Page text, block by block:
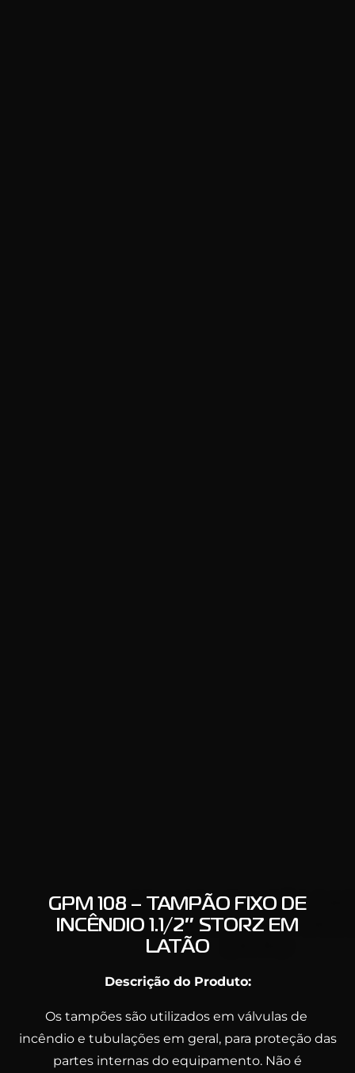
GPM 108 – TAMPÃO FIXO DE
INCÊNDIO 1.1/2″ STORZ EM
LATÃO
Descrição do Produto:
Os tampões são utilizados em válvulas de
incêndio e tubulações em geral, para proteção das
partes internas do equipamento. Não é